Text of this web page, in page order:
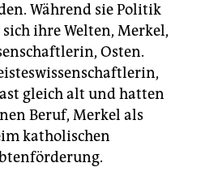
Während sie Politik
ihre Welten, Merkel,
Osten.
gleich alt und hatten
Beruf, Merkel als
katholischen